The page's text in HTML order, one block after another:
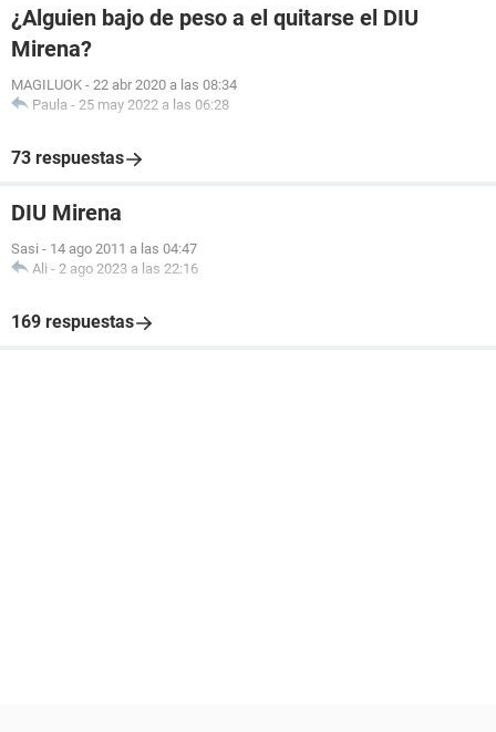
¿Alguien bajo de peso a el quitarse el DIU
Mirena?
MAGILUOK - 22 abr 2020 a las 08:34
Paula - 25 may 2022 a las 06:28
73 respuestas
DIU Mirena
Sasi - 14 ago 2011 a las 04:47
Ali - 2 ago 2023 a las 22:16
169 respuestas